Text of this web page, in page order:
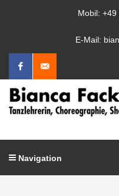
Mobil:
E-Mail:
Facebook
Mail
schreiben
Navigation